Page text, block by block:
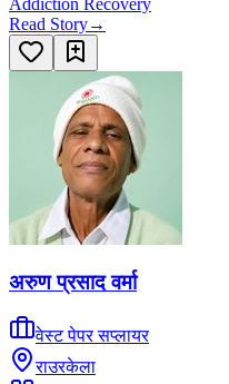
Read Story→
अरुण प्रसाद वर्मा
वेस्ट पेपर सप्लायर
राउरकेला